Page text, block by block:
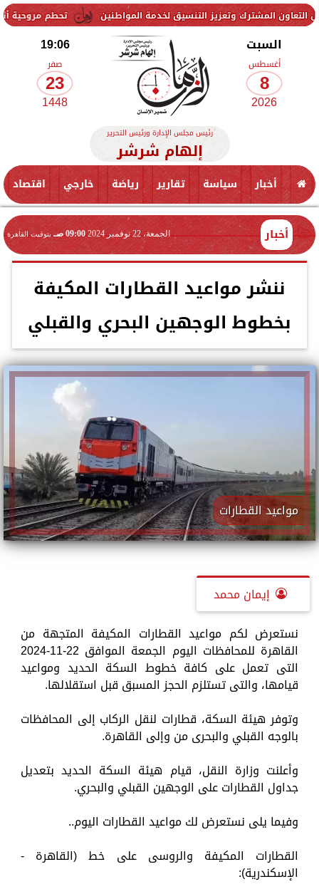
تحطم مروحية أثناء مكافحة حريق التنسيق لخدمة المواطنين
السبت
أغسطس
8
2026
19:06
صفر
23
1448
رئيس مجلس الإدارة ورئيس التحرير
إلهام شرشر
أخبار سياسة تقارير رياضة خارجي اقتصاد
أخبار الجمعة، 22 نوفمبر 2024 09:00 صـ بتوقيت القاهرة
ننشر مواعيد القطارات المكيفة
بخطوط الوجهين البحري والقبلي
مواعيد القطارات
إيمان محمد
نستعرض لكم مواعيد القطارات المكيفة المتجهة من
القاهرة للمحافظات اليوم الجمعة الموافق 22-11-2024
التى تعمل على كافة خطوط السكة الحديد ومواعيد
قيامها، والتى تستلزم الحجز المسبق قبل استقلالها.
وتوفر هيئة السكة، قطارات لنقل الركاب إلى المحافظات
بالوجه القبلي والبحرى من وإلى القاهرة.
وأعلنت وزارة النقل، قيام هيئة السكة الحديد بتعديل
جداول القطارات على الوجهين القبلي والبحري.
وفيما يلى نستعرض لك مواعيد القطارات اليوم..
القطارات المكيفة والروسى على خط (القاهرة -
الإسكندرية):